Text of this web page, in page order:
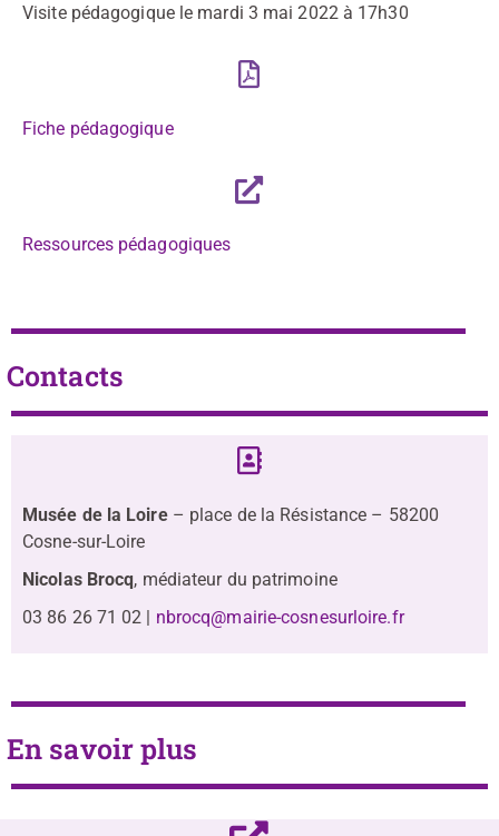
Visite pédagogique le mardi 3 mai 2022 à 17h30
Fiche pédagogique
Ressources pédagogiques
Contacts
Musée de la Loire– place de la Résistance – 58200
Cosne-sur-Loire
Nicolas Brocq, médiateur du patrimoine
03 86 26 71 02 | nbrocq@mairie-cosnesurloire.fr
En savoir plus